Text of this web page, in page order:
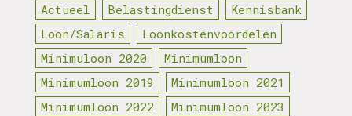
Actueel Belastingdienst
Kennisbank
Loon/Salaris
Loonkostenvoordelen
Minimuloon 2020
Minimumloon
Minimumloon 2019
Minimumloon 2021
Minimumloon 2022
Minimumloon 2023